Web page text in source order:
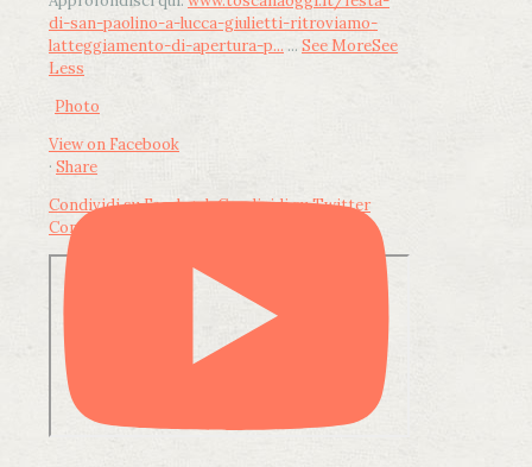
di-san-paolino-a-lucca-giulietti-ritroviamo-
latteggiamento-di-apertura-p... ... See MoreSee
Less
Photo
View on Facebook
· Share
Condividi su FacebookCondividi su Twitter
Condividi su LinkedIn